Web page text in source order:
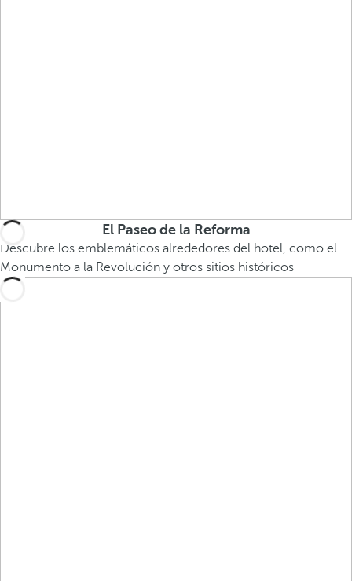
El Paseo de la Reforma
Descubre los emblemáticos alrededores del hotel, como el
Monumento a la Revolución y otros sitios históricos